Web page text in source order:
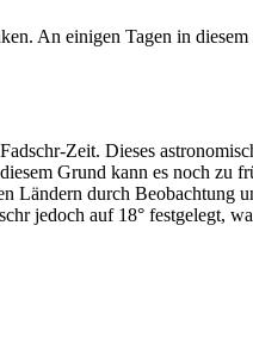
An einigen Tagen in
Zeit. Dieses
Grund kann es noch zu
Ländern durch Beobachtung
jedoch auf 18° festgelegt,